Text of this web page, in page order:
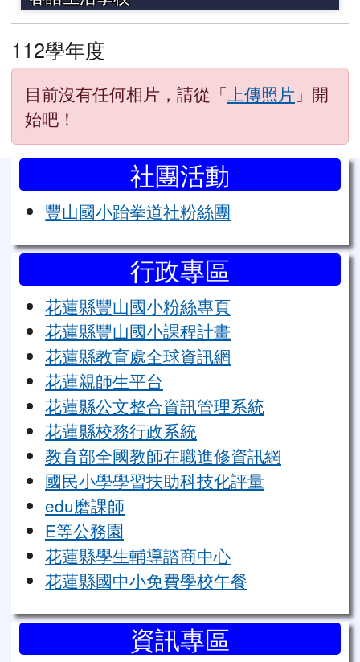
112學年度
目前沒有任何相片，請從「上傳照片 」開
始吧！
左邊區域內容 社團活動
豐山國小跆拳道社粉絲團
行政專區
花蓮縣豐山國小粉絲專頁
花蓮縣豐山國小課程計畫
花蓮縣教育處全球資訊網
花蓮親師生平台
花蓮縣公文整合資訊管理系統
花蓮縣校務行政系統
教育部全國教師在職進修資訊網
國民小學學習扶助科技化評量
edu磨課師
E等公務園
花蓮縣學生輔導諮商中心
花蓮縣國中小免費學校午餐
資訊專區